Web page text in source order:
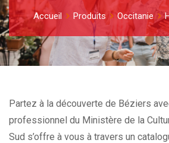
Accueil Produits Occitanie
Partez à la découverte de Béziers
professionnel du Ministère de la
Sud s’offre à vous à travers un